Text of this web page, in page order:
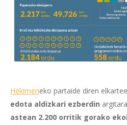
Hekimeneko partaide diren
edota aldizkari ezberdin
astean 2.200 orritik gorako